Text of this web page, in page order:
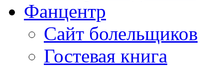
Фанцентр
Сайт болельщиков
Гостевая книга